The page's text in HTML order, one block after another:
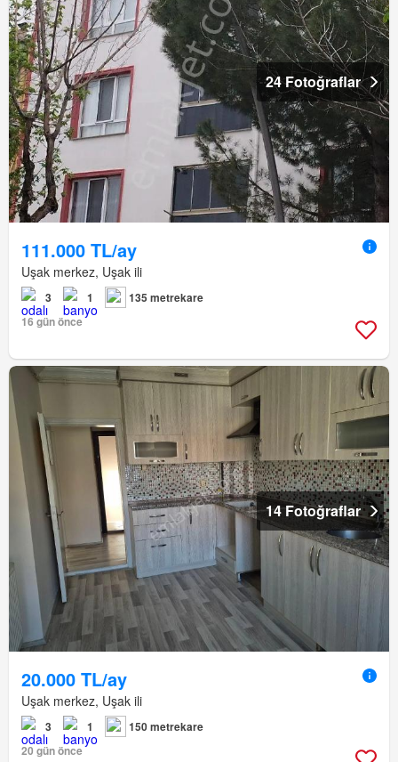
24 Fotoğraflar
111.000 TL/ay
Uşak merkez, Uşak ili
3 1
135 metrekare
16 gün önce
14 Fotoğraflar
20.000 TL/ay
Uşak merkez, Uşak ili
3 1
150 metrekare
20 gün önce